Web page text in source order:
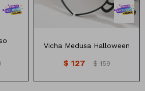
Vicha Medusa Halloween
$ 127 $ 159